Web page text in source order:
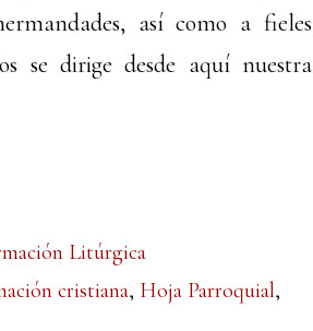
así como a fieles
se dirige desde aquí nuestra
Litúrgica
cristiana, Hoja Parroquial,